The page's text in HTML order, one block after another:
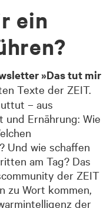
ein
»Das tut mir
Texte der ZEIT.
– aus
und Ernährung: Wie
Und wie schaffen
am Tag? Das
der ZEIT
zu Wort kommen,
der